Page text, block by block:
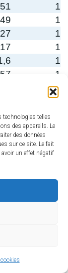
technologies telles
des appareils. Le
des données
sur ce site. Le fait
un effet négatif
1
1
1
1
1
1
1
1
1